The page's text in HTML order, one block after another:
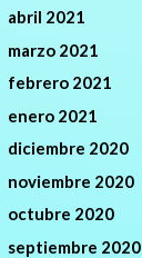
abril 2021
marzo 2021
febrero 2021
enero 2021
diciembre 2020
noviembre 2020
octubre 2020
septiembre 2020